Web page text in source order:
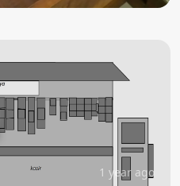
1 year ago